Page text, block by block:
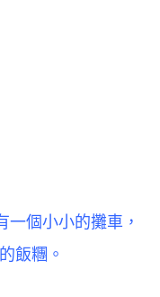
一個小小的攤車，
飯糰。